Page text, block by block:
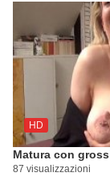
HD
Matura con
87 visualizzazioni